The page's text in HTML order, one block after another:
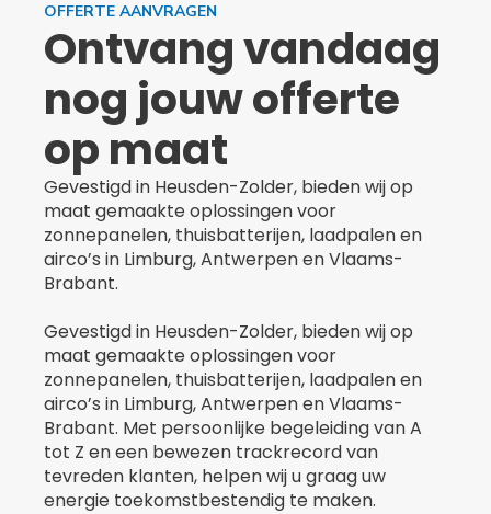
OFFERTE AANVRAGEN
Ontvang vandaag
nog jouw offerte
op maat​
Gevestigd in Heusden-Zolder, bieden wij op
maat gemaakte oplossingen voor
zonnepanelen, thuisbatterijen, laadpalen en
airco’s in Limburg, Antwerpen en Vlaams-
Brabant.
Gevestigd in Heusden-Zolder, bieden wij op
maat gemaakte oplossingen voor
zonnepanelen, thuisbatterijen, laadpalen en
airco’s in Limburg, Antwerpen en Vlaams-
Brabant. Met persoonlijke begeleiding van A
tot Z en een bewezen trackrecord van
tevreden klanten, helpen wij u graag uw
energie toekomstbestendig te maken.